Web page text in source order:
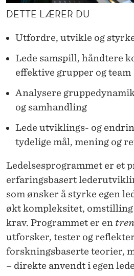
DETTE LÆRER DU
Utfordre, utvikle og
Lede samspill, håndtere
effektive grupper og team
Analysere
og samhandling
Lede utviklings- og
tydelige mål, mening og
Ledelsesprogrammet er et
erfaringsbasert
som ønsker å styrke egen
økt kompleksitet, omstilling
krav. Programmet er en
utforsker, tester og
forskningsbaserte teorier,
– direkte anvendt i egen